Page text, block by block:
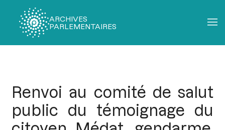
ARCHIVES
PARLEMENTAIRES
Renvoi au comité de salut
public du témoignage du